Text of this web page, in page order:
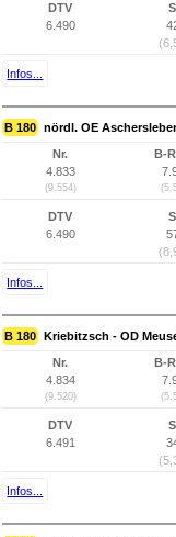
DTV
6.490
Infos...
B 180 nördl. OE
Nr.
4.833
(9.554)
B-
DTV
6.490
Infos...
B 180 Kriebitzsch - OD
Nr.
4.834
(9.520)
B-
DTV
6.491
Infos...